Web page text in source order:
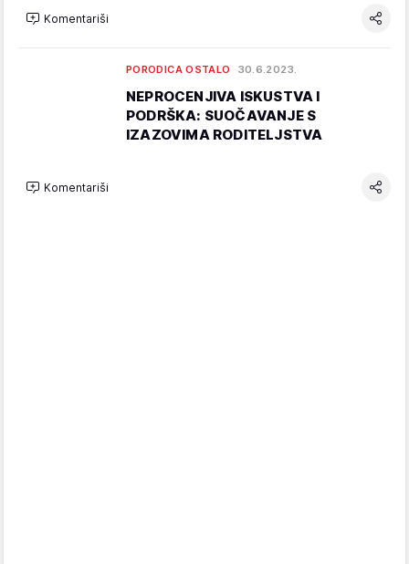
Komentariši
PORODICA OSTALO 30.6.2023.
NEPROCENJIVA ISKUSTVA I
PODRŠKA: SUOČAVANJE S
IZAZOVIMA RODITELJSTVA
Komentariši